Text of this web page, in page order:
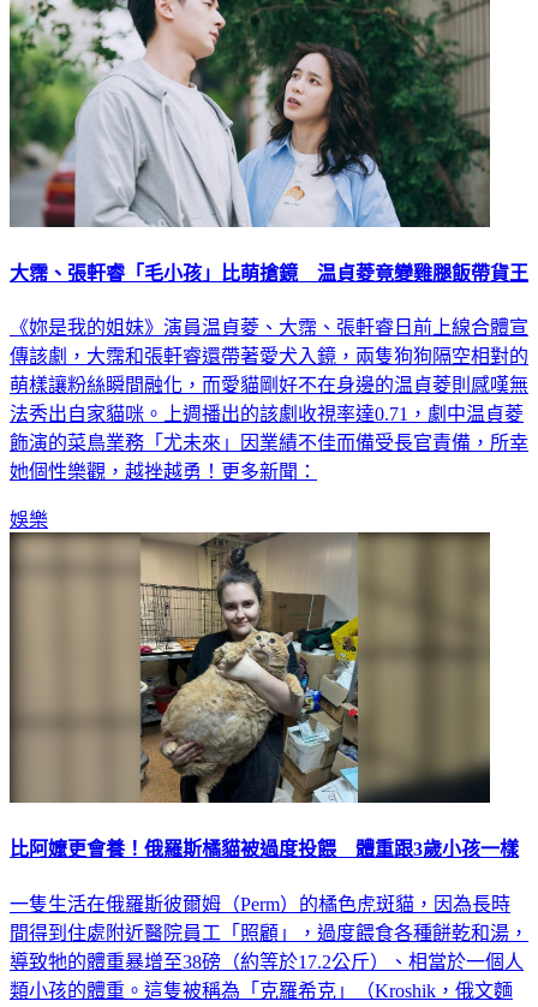
大霈、張軒睿「毛小孩」比萌搶鏡 温貞菱竟變雞腿飯帶貨王
《妳是我的姐妹》演員温貞菱、大霈、張軒睿日前上線合體宣
傳該劇，大霈和張軒睿還帶著愛犬入鏡，兩隻狗狗隔空相對的
萌樣讓粉絲瞬間融化，而愛貓剛好不在身邊的温貞菱則感嘆無
法秀出自家貓咪。上週播出的該劇收視率達0.71，劇中温貞菱
飾演的菜鳥業務「尤未來」因業績不佳而備受長官責備，所幸
她個性樂觀，越挫越勇！更多新聞：
娛樂
比阿嬤更會養！俄羅斯橘貓被過度投餵 體重跟3歲小孩一樣
一隻生活在俄羅斯彼爾姆（Perm）的橘色虎斑貓，因為長時
間得到住處附近醫院員工「照顧」，過度餵食各種餅乾和湯，
導致牠的體重暴增至38磅（約等於17.2公斤）、相當於一個人
類小孩的體重。這隻被稱為「克羅希克」（Kroshik，俄文麵